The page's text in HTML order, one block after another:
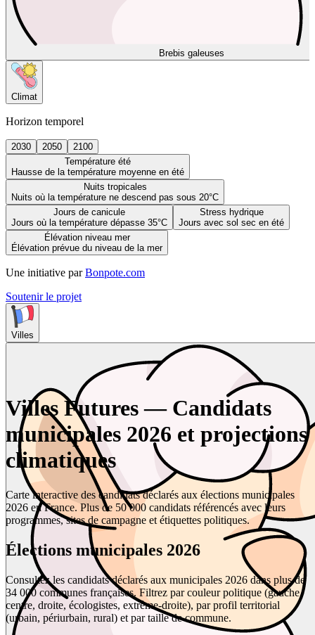
Brebis galeuses
Climat
Horizon temporel
2030 2050
2100
Température été
Hausse de la température moyenne en été
Nuits tropicales
Nuits où la température ne descend pas sous 20°C
Jours de canicule
Jours où la température dépasse 35°C
Stress hydrique
Jours avec sol sec en été
Élévation niveau mer
Élévation prévue du niveau de la mer
Une initiative par Bonpote.com
Soutenir le projet
Villes
Villes Futures — Candidats
municipales 2026 et projections
climatiques
Carte interactive des candidats déclarés aux élections municipales
2026 en France. Plus de 50 000 candidats référencés avec leurs
programmes, sites de campagne et étiquettes politiques.
Élections municipales 2026
Consultez les candidats déclarés aux municipales 2026 dans plus de
34 000 communes françaises. Filtrez par couleur politique (gauche,
centre, droite, écologistes, extrême-droite), par profil territorial
(urbain, périurbain, rural) et par taille de commune.